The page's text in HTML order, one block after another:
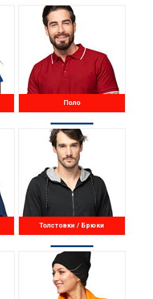
Поло
Толстовки / Брюки